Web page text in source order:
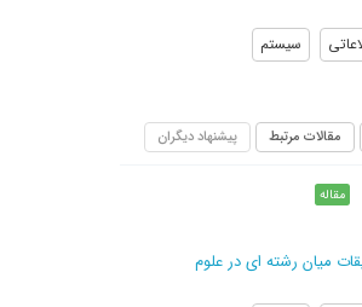
سیستم
مقالات مرتبط پیشنهاد دیگران
مقاله
میان رشته ای در علوم